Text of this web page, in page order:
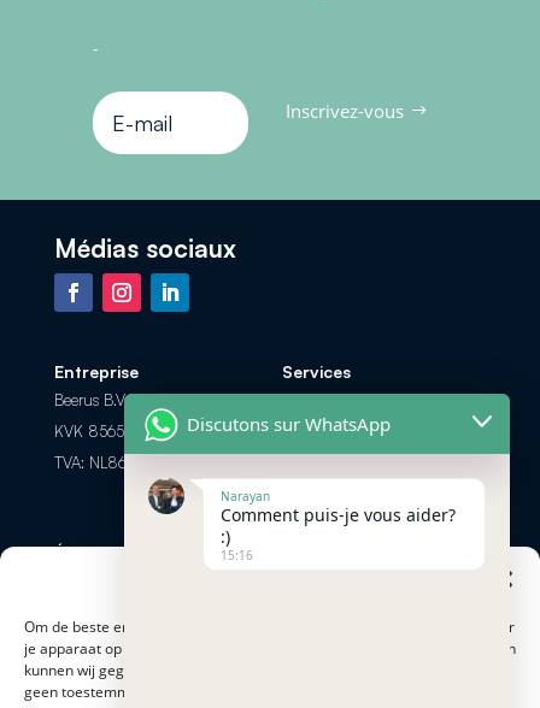
Om de beste ervaringen te bieden, gebruiken cookies om informatie over
je apparaat op te slaan en/of te raadplegen. Door hiermee in te stemmen
kunnen wij gegevens zoals surfgedrag of op deze site verwerken. Als je
geen toestemming geeft of je toestemming intrekt, kan dit een nadelige
-
Inscrivez-vous
Médias sociaux
Entreprise
Beerus B.V.
KVK 85658308
TVA: NL863698104B01
Services
Foire aux Questions
Les options de paiement
Échanger par
téléphone? Appel ou
Modes de paiement
Discutons sur WhatsApp
Narayan
Comment puis-je vous aider?
:)
15:16